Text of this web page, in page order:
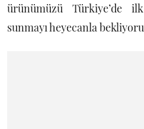
ürünümüzü Türkiye’de
sunmayı heyecanla